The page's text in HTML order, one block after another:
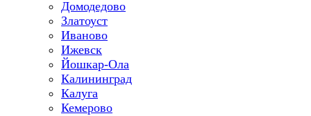
Домодедово
Златоуст
Иваново
Ижевск
Йошкар-Ола
Калининград
Калуга
Кемерово